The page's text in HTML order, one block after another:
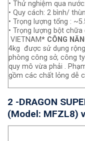
• Thử nghiệm qua
• Quy cách: 2 bình/
• Trọng lượng tổng :
• Trọng lượng bột chữa
VIETNAM* CÔNG
4kg được sử dụng
phòng công sở, công
quy mô vừa phải .
gồm các chất lỏng dễ
2 -DRAGON
(Model: MFZL8)